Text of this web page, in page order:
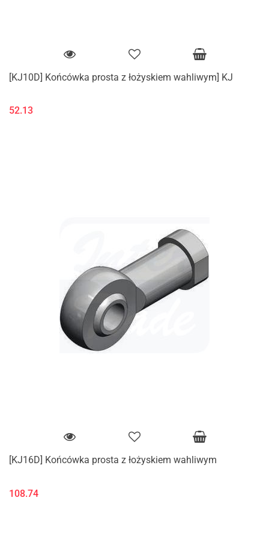
[KJ10D] Końcówka prosta z łożyskiem wahliwym] KJ
52.13
[KJ16D] Końcówka prosta z łożyskiem wahliwym
108.74